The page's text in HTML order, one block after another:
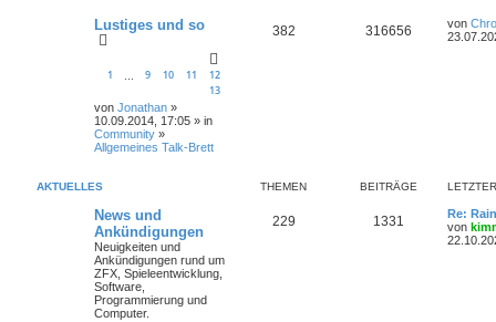
Lustiges und so
1 9 10 11
12
13
von Jonathan »
10.09.2014, 17:05 » in
Community »
Allgemeines Talk-Brett
382 316656 von
AKTUELLES THEMEN BEITRÄGE
News und
Ankündigungen
Neuigkeiten und
Ankündigungen rund um
ZFX, Spieleentwicklung,
Software,
Programmierung und
Computer.
229 1331
Re:
von